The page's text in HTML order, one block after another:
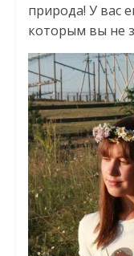
природа! У вас
которым вы не